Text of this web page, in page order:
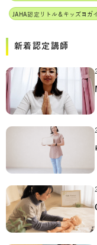
新着認定講師